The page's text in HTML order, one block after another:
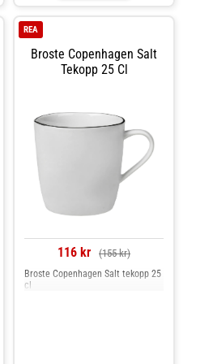
mer Glas hos Royal Design.
Broste Copenhagen Salt
Tekopp 25 Cl
REA
116 kr (155 kr)
Broste Copenhagen Salt tekopp 25
cl